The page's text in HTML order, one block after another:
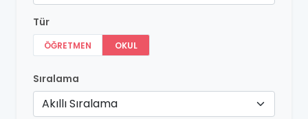
Tür
ÖĞRETMEN OKUL
Sıralama
Akıllı Sıralama